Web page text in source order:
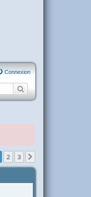
Connexion
2 3